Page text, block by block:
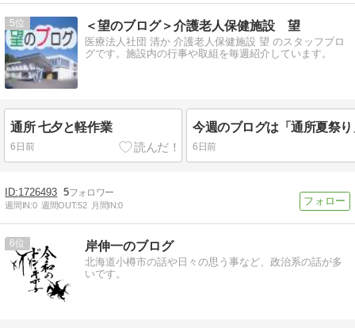
5 ＜望のブログ＞介護老人保健施設 望
医療法人社団 清か 介護老人保健施設 望 のスタッフブロ
グです。施設内の行事や取組を毎週紹介しています。
通所 七夕と軽作業
6日前 6日前
1726493 5
週間IN:0 週間OUT:52 月間IN:0
6 岸伸一のブログ
北海道小樽市の話や日々の思う事など、政治系の話が多
いです。